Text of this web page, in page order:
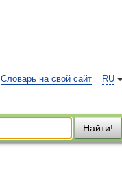
RU
Словарь на свой сайт
Найти!